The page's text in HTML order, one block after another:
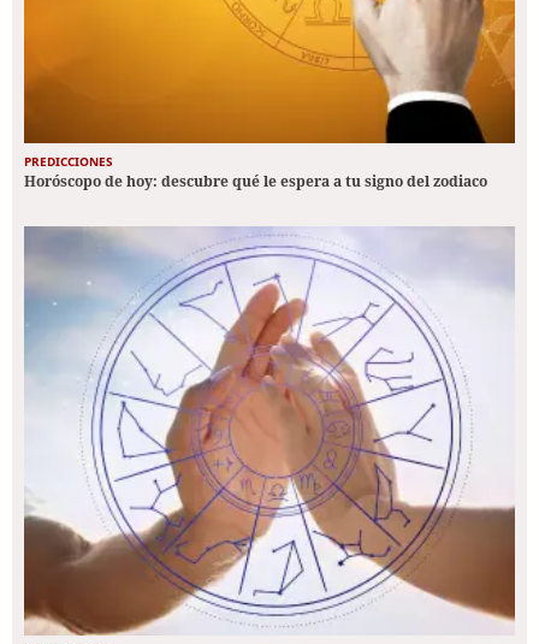
PREDICCIONES
Horóscopo de hoy: descubre qué le espera a tu signo del zodiaco